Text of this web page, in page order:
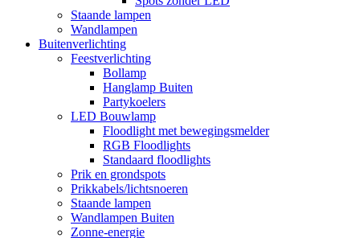
Staande lampen
Wandlampen
Buitenverlichting
Feestverlichting
Bollamp
Hanglamp Buiten
Partykoelers
LED Bouwlamp
Floodlight met bewegingsmelder
RGB Floodlights
Standaard floodlights
Prik en grondspots
Prikkabels/lichtsnoeren
Staande lampen
Wandlampen Buiten
Zonne-energie